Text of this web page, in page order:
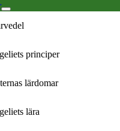
principer
lärdomar
lära